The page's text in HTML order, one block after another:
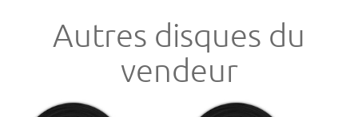
Autres disques du
vendeur